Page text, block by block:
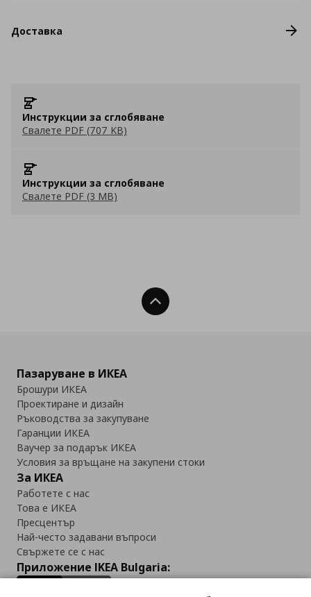
Доставка
Инструкции за сглобяване
Свалете PDF (707 KB)
Инструкции за сглобяване
Свалете PDF (3 MB)
Нагоре
Пазаруване в ИКЕА
Брошури ИКЕА
Проектиране и дизайн
Ръководства за закупуване
Гаранции ИКЕА
Ваучер за подарък ИКЕА
Условия за връщане на закупени стоки
За ИКЕА
Работете с нас
Това е ИКЕА
Пресцентър
Най-често задавани въпроси
Свържете се с нас
Приложение IKEA Bulgaria: